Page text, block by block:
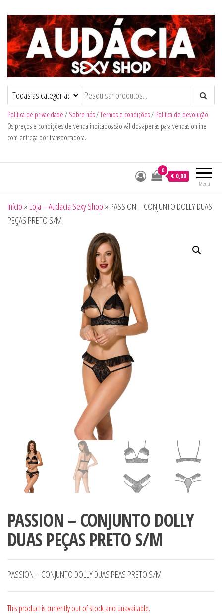
Audacia Sexy Shop
Politica de privacidade / Sobre nós/Termos e condições/ Politica de devolução
Os preços e condições de venda indicados são válidos apenas para vendas online
com entrega por transportadora.
Menu
0
€ 0,00
Início » Loja – Audacia Sexy Shop » PASSION – CONJUNTO DOLLY DUAS
PEÇAS PRETO S/M
PASSION – CONJUNTO DOLLY
DUAS PEÇAS PRETO S/M
PASSION – CONJUNTO DOLLY DUAS PEAS PRETO S/M
This product is currently out of stock and unavailable.